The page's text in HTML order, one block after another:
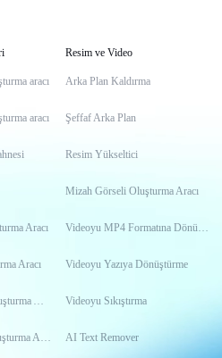
aracı
aracı
Aracı
Aracı
Yapay Zekâ Sanat Oluşturma Aracı
Yapay Zekâ Logo Oluşturma Aracı
Resim ve Video
Arka Plan Kaldırma
Şeffaf Arka Plan
Resim Yükseltici
Mizah Görseli Oluşturma Aracı
Videoyu MP4 Formatına Dönüştürme
Videoyu Yazıya Dönüştürme
Videoyu Sıkıştırma
AI Text Remover